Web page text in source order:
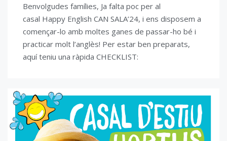
Benvolgudes famílies, Ja falta poc per al
casal Happy English CAN SALA’24, i ens disposem a
començar-lo amb moltes ganes de passar-ho bé i
practicar molt l’anglès! Per estar ben preparats,
aquí teniu una ràpida CHECKLIST: